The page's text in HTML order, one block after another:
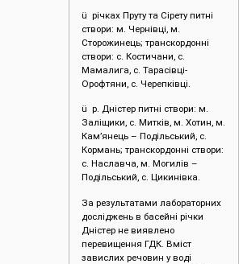
ü річках Пруту та Сірету питні
створи: м. Чернівці, м.
Сторожинець; транскордонні
створи: с. Костичани, с.
Мамалига, с. Тарасівці-
Орофтяни, с. Черепківці.
ü р. Дністер питні створи: м.
Заліщики, с. Митків, м. Хотин, м.
Кам’янець – Подільський, с.
Кормань; транскордонні створи:
с. Наславча, м. Могилів –
Подільський, с. Цикинівка.
За результатами лабораторних
досліджень в басейні річки
Дністер не виявлено
перевищення ГДК. Вміст
завислих речовин у воді